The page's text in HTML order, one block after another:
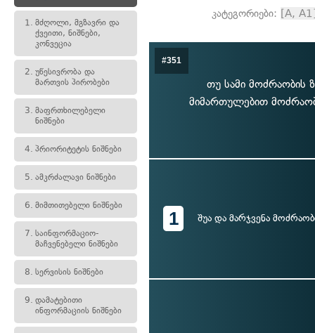
1. მძღოლი, მგზავრი და
ქვეითი, ნიშნები,
კონვეცია
2. უწესივრობა და
მართვის პირობები
3. მაფრთხილებელი
ნიშნები
4. პრიორიტეტის ნიშნები
5. ამკრძალავი ნიშნები
6. მიმთითებელი ნიშნები
7. საინფორმაციო-
მაჩვენებელი ნიშნები
8. სერვისის ნიშნები
9. დამატებითი
ინფორმაციის ნიშნები
კატეგორიები: [A,
#351
თუ სამი მოძრაობის
მიმართულებით
1 შუა და მარჯვენა